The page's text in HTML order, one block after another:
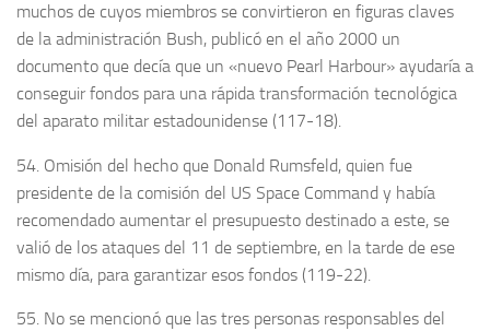
muchos de cuyos miembros se convirtieron en figuras claves
de la administración Bush, publicó en el año 2000 un
documento que decía que un «nuevo Pearl Harbour» ayudaría a
conseguir fondos para una rápida transformación tecnológica
del aparato militar estadounidense (117-18).
54. Omisión del hecho que Donald Rumsfeld, quien fue
presidente de la comisión del US Space Command y había
recomendado aumentar el presupuesto destinado a este, se
valió de los ataques del 11 de septiembre, en la tarde de ese
mismo día, para garantizar esos fondos (119-22).
55. No se mencionó que las tres personas responsables del